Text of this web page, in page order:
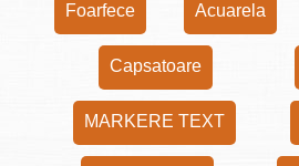
Foarfece Acuarela
Capsatoare
MARKERE TEXT